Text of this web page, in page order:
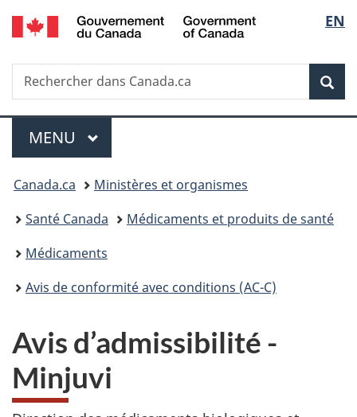
Passer
au
principal
Passer
à
Au
du
Passer
à
version
simplifiée
de
la
EN
Recherche
Rechercher
dans
Menu
MENU PRINCIPAL
Vous
êtes
ici :
Canada.ca
Ministères et organismes
Santé Canada
Médicaments et produits de santé
Médicaments
Avis de conformité avec conditions (AC-C)
Avis d’admissibilité -
Minjuvi